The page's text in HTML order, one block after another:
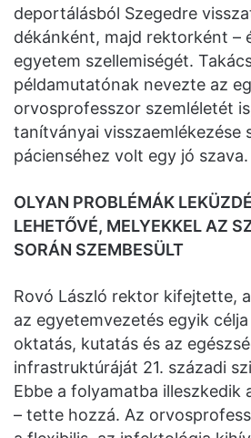
deportálásból Szegedre
dékánként, majd rektorként –
egyetem szellemiségét.
példamutatónak nevezte az
orvosprofesszor szemléletét
tanítványai visszaemlékezése
pácienséhez volt egy jó szava.
OLYAN PROBLÉMÁK
LEHETŐVÉ, MELYEKKEL AZ
SORÁN SZEMBESÜLT
Rovó László rektor kifejtette,
az egyetemvezetés egyik
oktatás, kutatás és az
infrastruktúráját 21. századi
Ebbe a folyamatba illeszkedik
– tette hozzá. Az